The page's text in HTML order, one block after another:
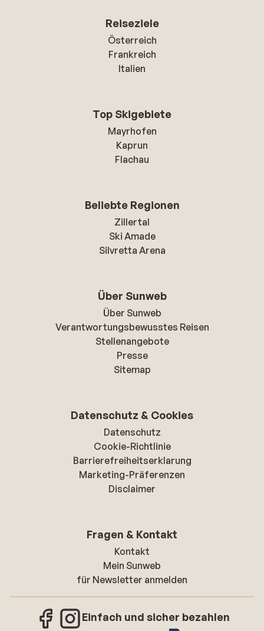
Reiseziele
Österreich
Frankreich
Italien
Top Skigebiete
Mayrhofen
Kaprun
Flachau
Beliebte Regionen
Zillertal
Ski Amade
Silvretta Arena
Über Sunweb
Über Sunweb
Verantwortungsbewusstes Reisen
Stellenangebote
Presse
Sitemap
Datenschutz & Cookies
Datenschutz
Cookie-Richtlinie
Barrierefreiheitserklarung
Marketing-Präferenzen
Disclaimer
Fragen & Kontakt
Kontakt
Mein Sunweb
für Newsletter anmelden
Einfach und sicher bezahlen